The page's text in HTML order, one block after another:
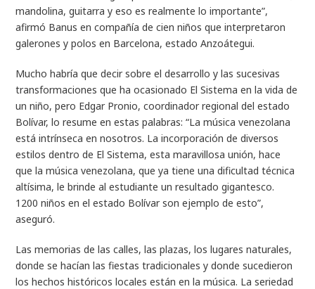
mandolina, guitarra y eso es realmente lo importante”,
afirmó Banus en compañía de cien niños que interpretaron
galerones y polos en Barcelona, estado Anzoátegui.
Mucho habría que decir sobre el desarrollo y las sucesivas
transformaciones que ha ocasionado El Sistema en la vida de
un niño, pero Edgar Pronio, coordinador regional del estado
Bolívar, lo resume en estas palabras: “La música venezolana
está intrínseca en nosotros. La incorporación de diversos
estilos dentro de El Sistema, esta maravillosa unión, hace
que la música venezolana, que ya tiene una dificultad técnica
altísima, le brinde al estudiante un resultado gigantesco.
1200 niños en el estado Bolívar son ejemplo de esto”,
aseguró.
Las memorias de las calles, las plazas, los lugares naturales,
donde se hacían las fiestas tradicionales y donde sucedieron
los hechos históricos locales están en la música. La seriedad